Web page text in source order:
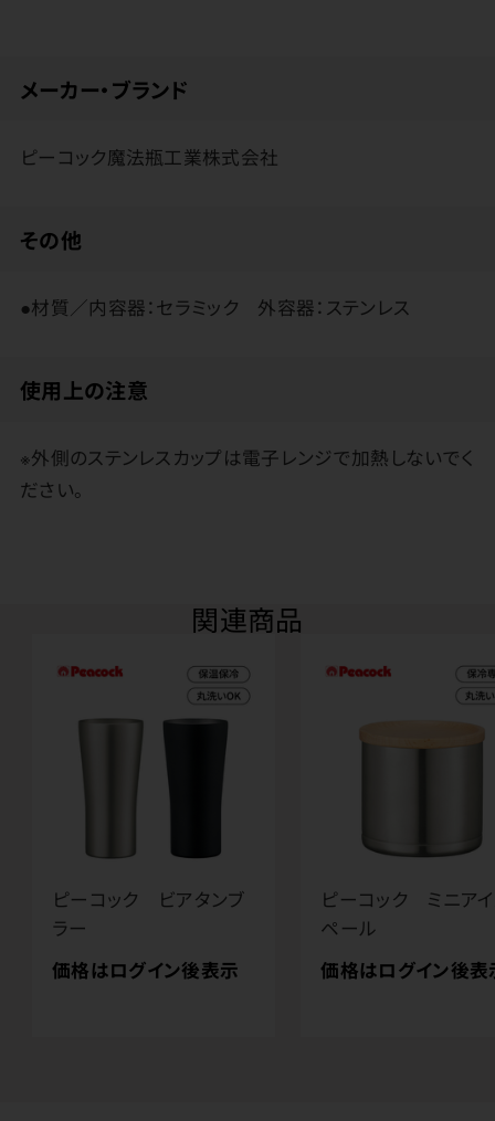
メーカー・ブランド
ピーコック魔法瓶工業株式会社
その他
●材質／内容器：セラミック 外容器：ステンレス
使用上の注意
※外側のステンレスカップは電子レンジで加熱しないでく
ださい。
関連商品
ピーコック ビアタンブ
ラー
価格はログイン後表示
ピーコック ミニア
ペール
価格はログイン後表